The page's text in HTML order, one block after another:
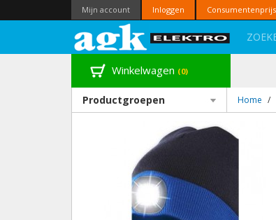
Mijn account Inloggen Consumentenprijs
Winkelwagen (0)
Productgroepen Home /